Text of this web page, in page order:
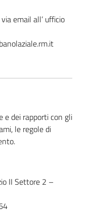
email all’ ufficio
e dei rapporti con gli
le regole di
II Settore 2 –